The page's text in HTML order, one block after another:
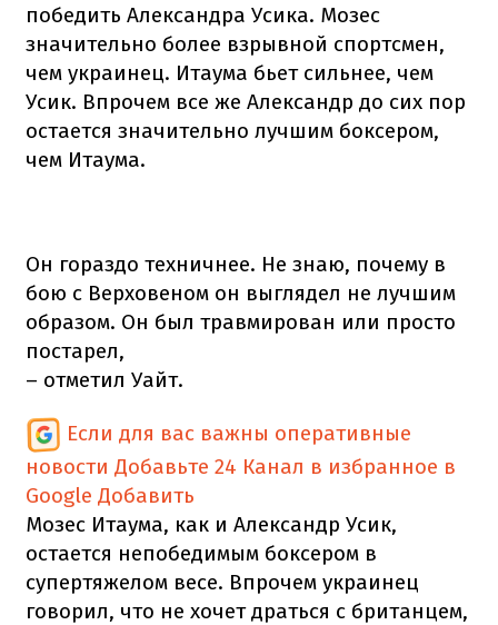
победить Александра Усика. Мозес
значительно более взрывной спортсмен,
чем украинец. Итаума бьет сильнее, чем
Усик. Впрочем все же Александр до сих пор
остается значительно лучшим боксером,
чем Итаума.
Он гораздо техничнее. Не знаю, почему в
бою с Верховеном он выглядел не лучшим
образом. Он был травмирован или просто
постарел,
– отметил Уайт.
Если для вас важны оперативные
новости Добавьте 24 Канал в избранное в
Google Добавить
Мозес Итаума, как и Александр Усик,
остается непобедимым боксером в
супертяжелом весе. Впрочем украинец
говорил, что не хочет драться с британцем,